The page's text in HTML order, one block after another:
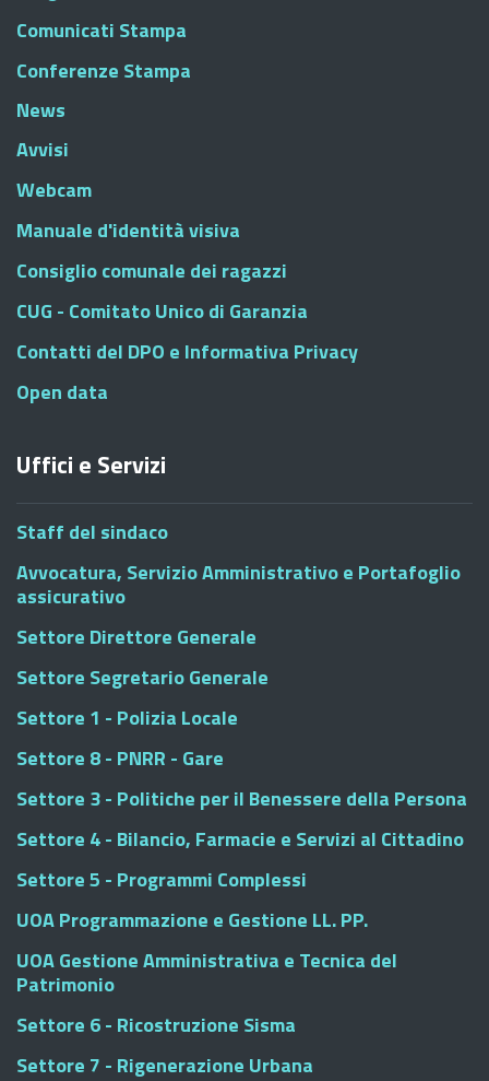
Comunicati Stampa
Conferenze Stampa
News
Avvisi
Webcam
Manuale d'identità visiva
Consiglio comunale dei ragazzi
CUG - Comitato Unico di Garanzia
Contatti del DPO e Informativa Privacy
Open data
Uffici e Servizi
Staff del sindaco
Avvocatura, Servizio Amministrativo e Portafoglio
assicurativo
Settore Direttore Generale
Settore Segretario Generale
Settore 1 - Polizia Locale
Settore 8 - PNRR - Gare
Settore 3 - Politiche per il Benessere della Persona
Settore 4 - Bilancio, Farmacie e Servizi al Cittadino
Settore 5 - Programmi Complessi
UOA Programmazione e Gestione LL. PP.
UOA Gestione Amministrativa e Tecnica del
Patrimonio
Settore 6 - Ricostruzione Sisma
Settore 7 - Rigenerazione Urbana